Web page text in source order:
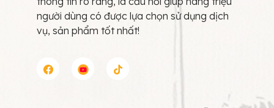
người dùng có được lựa chọn sử dụng dịch
vụ, sản phẩm tốt nhất!